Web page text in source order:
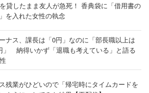
貸したまま友人が急死！ 香典袋に「借用書の
を入れた女性の執念
ナス、課長は「0円」なのに「部長職以上は
」 納得いかず「退職も考えている」と語る
残業がひどいので「帰宅時にタイムカードを